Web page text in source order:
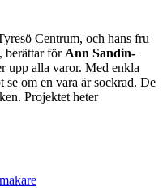
Centrum, och hans fru
berättar för Ann Sandin-
upp alla varor. Med enkla
se om en vara är sockrad. De
Projektet heter